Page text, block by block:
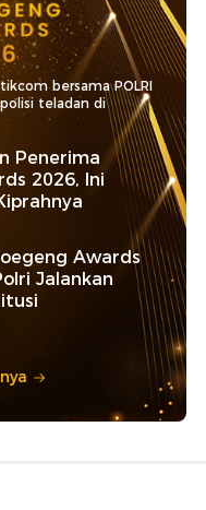
bersama POLRI
teladan di
Penerima
2026, Ini
Awards
Jalankan